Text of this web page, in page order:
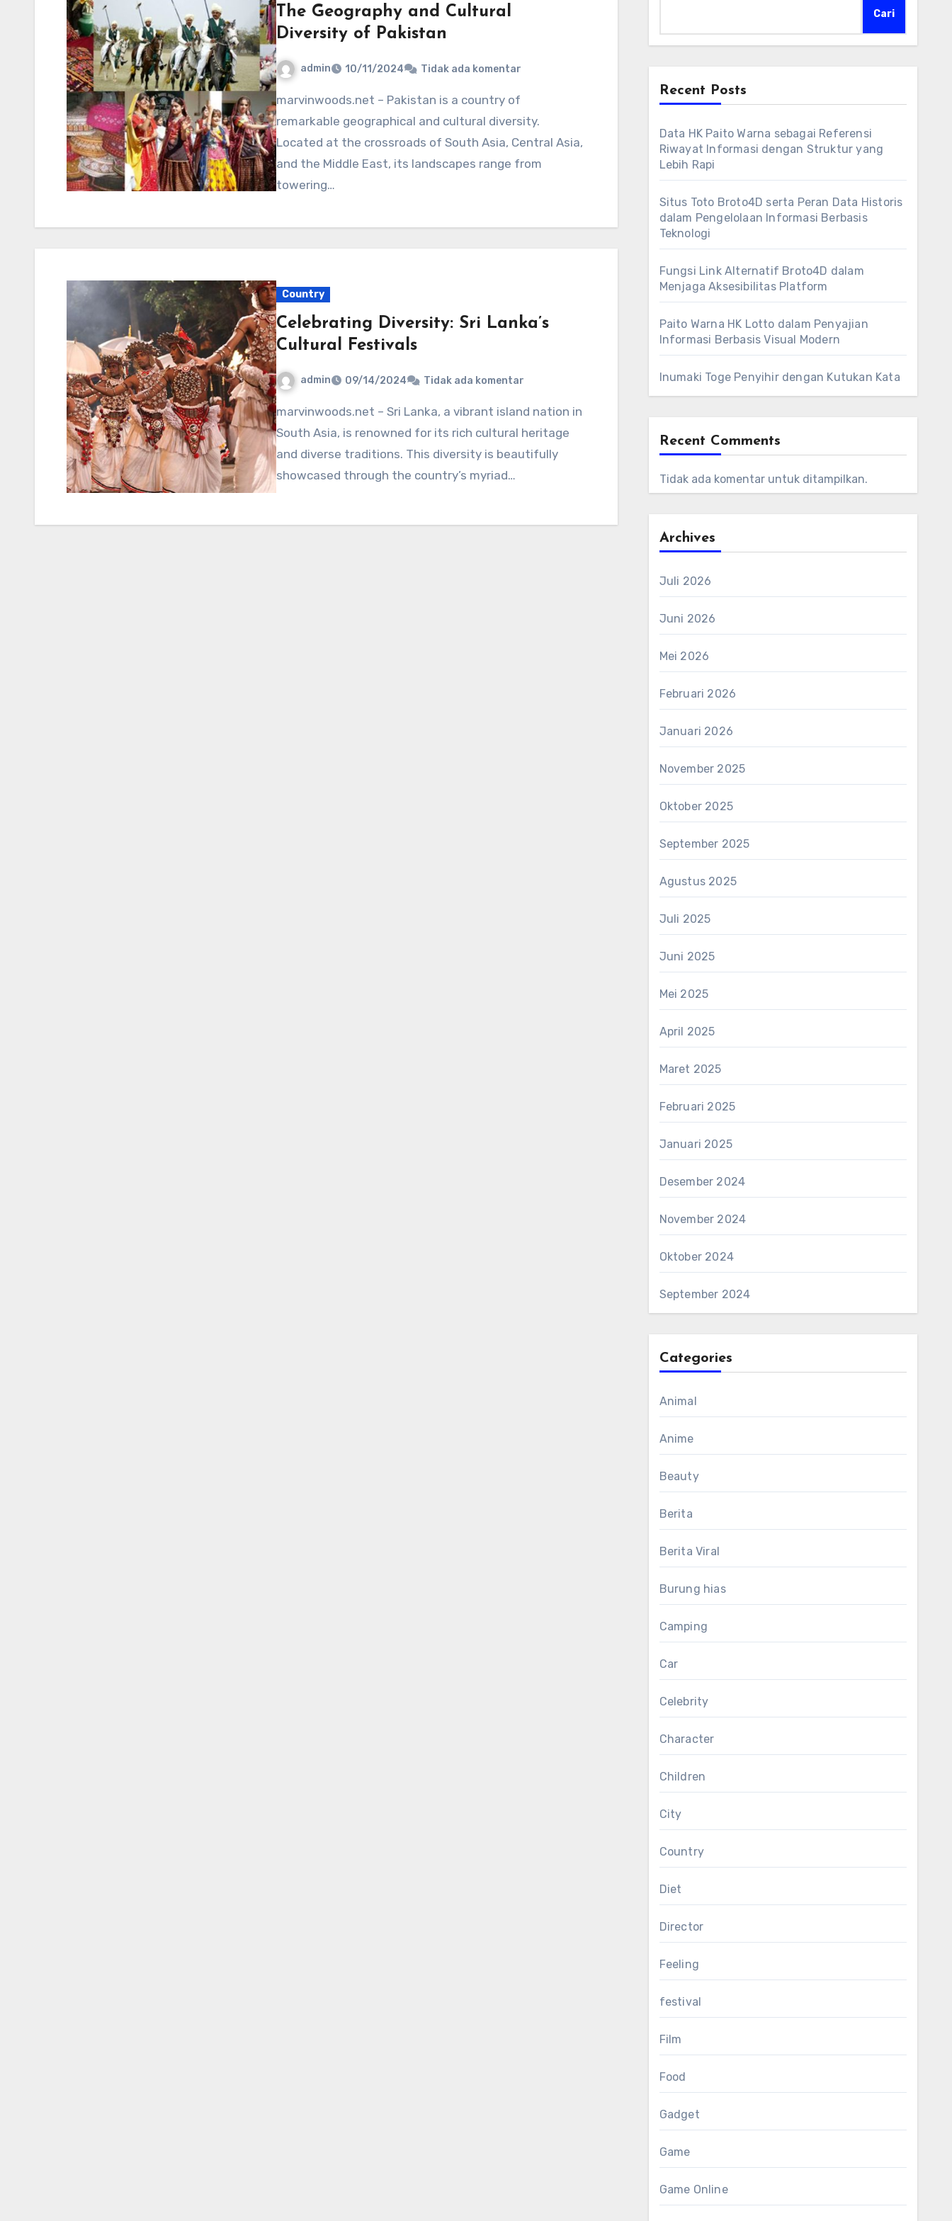
The Geography and Cultural
Diversity of Pakistan
admin 10/11/2024 Tidak ada komentar
marvinwoods.net – Pakistan is a country of
remarkable geographical and cultural diversity.
Located at the crossroads of South Asia, Central Asia,
and the Middle East, its landscapes range from
towering…
Country
Celebrating Diversity: Sri Lanka’s
Cultural Festivals
admin 09/14/2024 Tidak ada komentar
marvinwoods.net – Sri Lanka, a vibrant island nation in
South Asia, is renowned for its rich cultural heritage
and diverse traditions. This diversity is beautifully
showcased through the country’s myriad…
Cari
Recent Posts
Data HK Paito Warna sebagai Referensi
Riwayat Informasi dengan Struktur yang
Lebih Rapi
Situs Toto Broto4D serta Peran Data Historis
dalam Pengelolaan Informasi Berbasis
Teknologi
Fungsi Link Alternatif Broto4D dalam
Menjaga Aksesibilitas Platform
Paito Warna HK Lotto dalam Penyajian
Informasi Berbasis Visual Modern
Inumaki Toge Penyihir dengan Kutukan Kata
Recent Comments
Tidak ada komentar untuk ditampilkan.
Archives
Juli 2026
Juni 2026
Mei 2026
Februari 2026
Januari 2026
November 2025
Oktober 2025
September 2025
Agustus 2025
Juli 2025
Juni 2025
Mei 2025
April 2025
Maret 2025
Februari 2025
Januari 2025
Desember 2024
November 2024
Oktober 2024
September 2024
Categories
Animal
Anime
Beauty
Berita
Berita Viral
Burung hias
Camping
Car
Celebrity
Character
Children
City
Country
Diet
Director
Feeling
festival
Film
Food
Gadget
Game
Game Online